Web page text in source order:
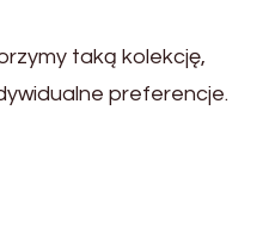
taką kolekcję,
preferencje.